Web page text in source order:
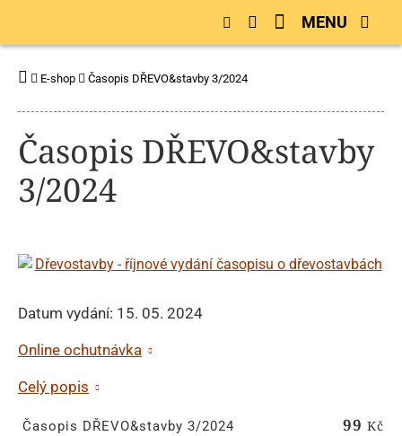
E-shop Časopis DŘEVO&stavby 3/2024
Časopis DŘEVO&stavby
3/2024
Datum vydání: 15. 05. 2024
Online ochutnávka
Celý popis
Časopis DŘEVO&stavby 3/2024 99 Kč
MENU